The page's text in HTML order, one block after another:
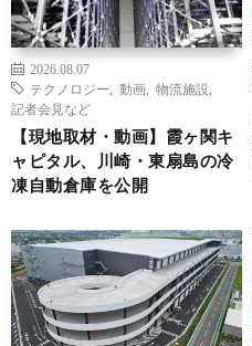
2026.08.07
テクノロジー
動画 物流施設
記者会見など
【現地取材・動画】霞ヶ関キ
ャピタル、川崎・東扇島の冷
凍自動倉庫を公開